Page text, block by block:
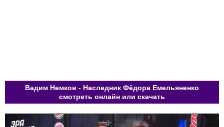
Вадим Немков - Наследник Фёдора Емельяненко
смотреть онлайн или скачать